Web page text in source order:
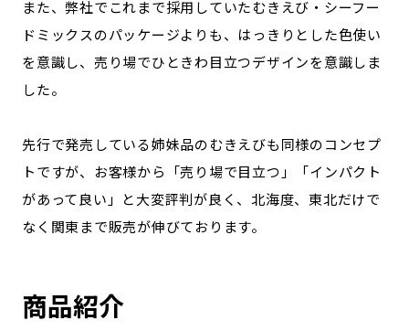
お問い合わせ 会社概要
また、弊社でこれまで採用していたむきえび・シーフー
ドミックスのパッケージよりも、はっきりとした色使い
を意識し、売り場でひときわ目立つデザインを意識しま
した。
先行で発売している姉妹品のむきえびも同様のコンセプ
トですが、お客様から「売り場で目立つ」「インパクト
があって良い」と大変評判が良く、北海度、東北だけで
なく関東まで販売が伸びております。
商品紹介